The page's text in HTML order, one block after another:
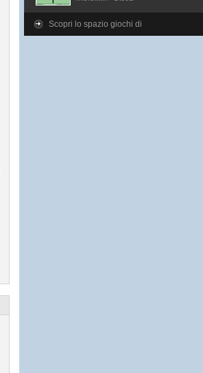
Scopri lo spazio giochi di